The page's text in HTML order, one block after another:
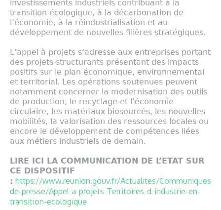
investissements industriels contribuant à la
transition écologique, à la décarbonation de
l’économie, à la réindustrialisation et au
développement de nouvelles filières stratégiques.
L’appel à projets s’adresse aux entreprises portant
des projets structurants présentant des impacts
positifs sur le plan économique, environnemental
et territorial. Les opérations soutenues peuvent
notamment concerner la modernisation des outils
de production, le recyclage et l’économie
circulaire, les matériaux biosourcés, les nouvelles
mobilités, la valorisation des ressources locales ou
encore le développement de compétences liées
aux métiers industriels de demain.
LIRE ICI LA COMMUNICATION DE L’ETAT SUR
CE DISPOSITIF
: https://www.reunion.gouv.fr/Actualites/Communiques-
de-presse/Appel-a-projets-Territoires-d-industrie-en-
transition-ecologique